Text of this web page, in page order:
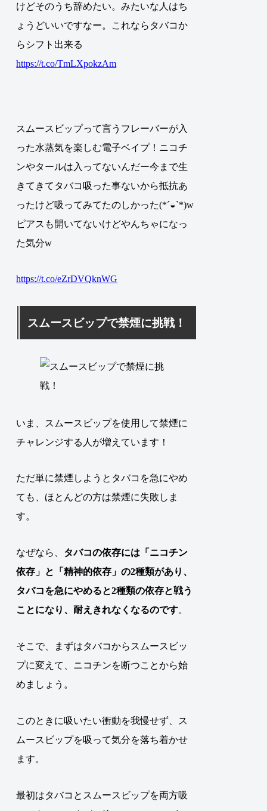
けどそのうち辞めたい。みたいな人はち
ょうどいいですなー。これならタバコか
らシフト出来る
https://t.co/TmLXpokzAm
スムースビップって言うフレーバーが入
った水蒸気を楽しむ電子ベイプ！ニコチ
ンやタールは入ってないんだー今まで生
きてきてタバコ吸った事ないから抵抗あ
ったけど吸ってみてたのしかった(*´◒`*)w
ピアスも開いてないけどやんちゃになっ
た気分w
https://t.co/eZrDVQknWG
スムースビップで禁煙に挑戦！
いま、スムースビップを使用して禁煙に
チャレンジする人が増えています！
ただ単に禁煙しようとタバコを急にやめ
ても、ほとんどの方は禁煙に失敗しま
す。
なぜなら、 タバコの依存には「ニコチン
依存」と「精神的依存」の2種類があり、
タバコを急にやめると2種類の依存と戦う
ことになり、耐えきれなくなるのです。
そこで、まずはタバコからスムースビッ
プに変えて、ニコチンを断つことから始
めましょう。
このときに吸いたい衝動を我慢せず、ス
ムースビップを吸って気分を落ち着かせ
ます。
最初はタバコとスムースビップを両方吸